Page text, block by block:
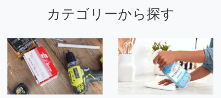
カテゴリーから探す